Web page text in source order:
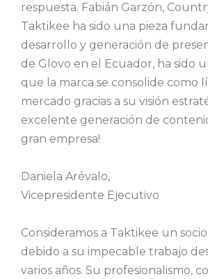
respuesta. Fabián Garzón,
Taktikee ha sido una pieza
desarrollo y generación de
de Glovo en el Ecuador, ha sido
que la marca se consolide como
mercado gracias a su visión
excelente generación de
gran empresa!
Daniela Arévalo,
Vicepresidente Ejecutivo
Consideramos a Taktikee un
debido a su impecable trabajo
varios años. Su profesionalismo,